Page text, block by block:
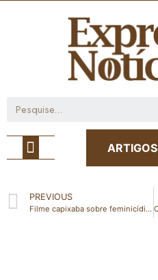
ARTIGOS
PREVIOUS
Filme capixaba sobre feminicídio será exibido no Canal Brasil